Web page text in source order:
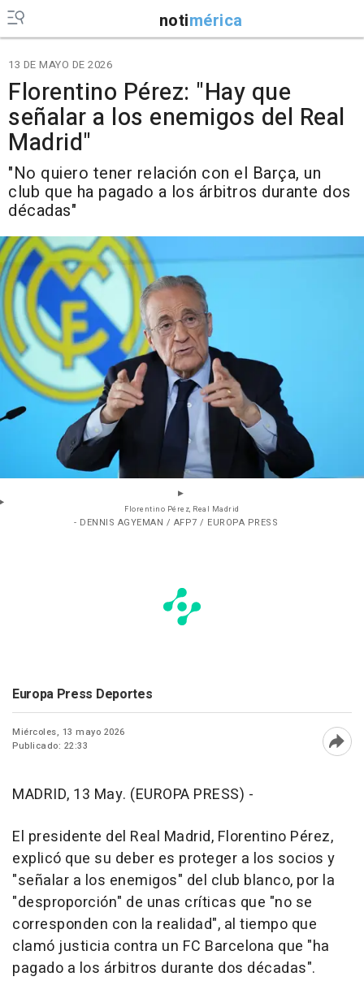
notimérica
13 DE MAYO DE 2026
Florentino Pérez: "Hay que
señalar a los enemigos del Real
Madrid"
"No quiero tener relación con el Barça, un
club que ha pagado a los árbitros durante dos
décadas"
Florentino Pérez, Real Madrid
- DENNIS AGYEMAN / AFP7 / EUROPA PRESS
Europa Press Deportes
Miércoles, 13 mayo 2026
Publicado: 22:33
MADRID, 13 May. (EUROPA PRESS) -
El presidente del Real Madrid, Florentino Pérez,
explicó que su deber es proteger a los socios y
"señalar a los enemigos" del club blanco, por la
"desproporción" de unas críticas que "no se
corresponden con la realidad", al tiempo que
clamó justicia contra un FC Barcelona que "ha
pagado a los árbitros durante dos décadas".